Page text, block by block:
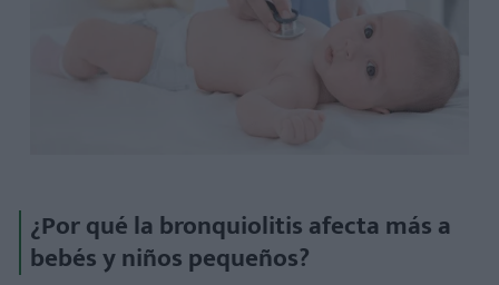
¿Por qué la bronquiolitis afecta más a
bebés y niños pequeños?